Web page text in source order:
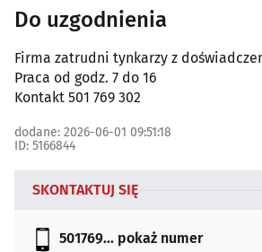
Do uzgodnienia
Firma zatrudni tynkarzy z
Praca od godz. 7 do 16
Kontakt 501 769 302
dodane: 2026-06-01 09:51:18
ID: 5166844
SKONTAKTUJ SIĘ
501769... pokaż numer